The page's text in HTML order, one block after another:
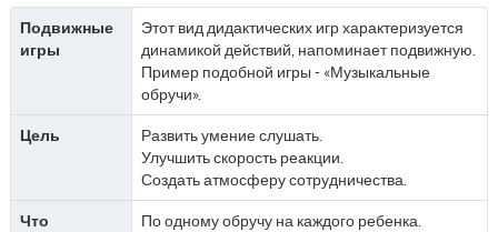
Подвижные
игры
Этот вид дидактических игр характеризуется
динамикой действий, напоминает подвижную.
Пример подобной игры - «Музыкальные
обручи».
Цель
Развить умение слушать.
Улучшить скорость реакции.
Создать атмосферу сотрудничества.
Что
По одному обручу на каждого ребенка.